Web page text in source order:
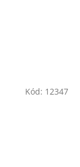
Kód: 12347